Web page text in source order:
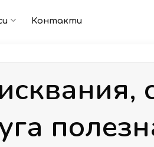
Контакти